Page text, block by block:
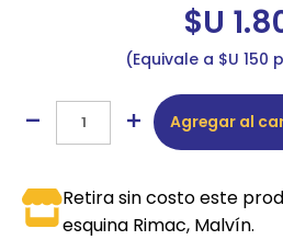
$U
Equivale a $U 150
Agregar al
Retira sin costo este
esquina Rimac, Malvín.